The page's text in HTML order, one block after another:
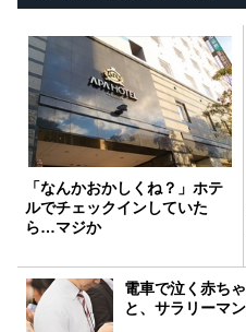
「なんかおかしくね？」ホテ
ルでチェックインしていた
ら…マジか
電車で泣く赤ち
と、サラリーマ